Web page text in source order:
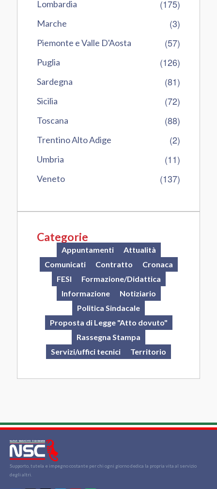
Lombardia (175)
Marche (3)
Piemonte e Valle D'Aosta (57)
Puglia (126)
Sardegna (81)
Sicilia (72)
Toscana (88)
Trentino Alto Adige (2)
Umbria (11)
Veneto (137)
Categorie
Appuntamenti
Attualità
Comunicati
Contratto
Cronaca
FESI
Formazione/Didattica
Informazione
Notiziario
Politica Sindacale
Proposta di Legge "Atto dovuto"
Rassegna Stampa
Servizi/uffici tecnici
Territorio
Supporto, tutela e impegno costante per chi ogni giorno dedica la propria vita al servizio
degli altri.